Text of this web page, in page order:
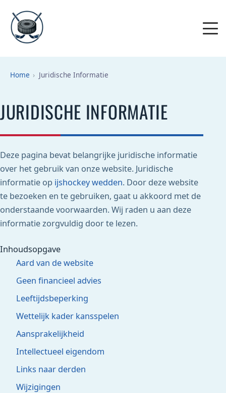
Home Juridische Informatie
JURIDISCHE INFORMATIE
Deze pagina bevat belangrijke juridische informatie
over het gebruik van onze website. Juridische
informatie op ijshockey wedden. Door deze website
te bezoeken en te gebruiken, gaat u akkoord met de
onderstaande voorwaarden. Wij raden u aan deze
informatie zorgvuldig door te lezen.
Inhoudsopgave
Aard van de website
Geen financieel advies
Leeftijdsbeperking
Wettelijk kader kansspelen
Aansprakelijkheid
Intellectueel eigendom
Links naar derden
Wijzigingen